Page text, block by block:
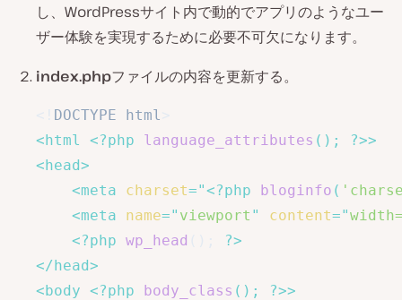
し、WordPressサイト内で動的でアプリのようなユー
ザー体験を実現するために必要不可欠になります。
index.phpファイルの内容を更新する。
DOCTYPE html
<html <?php language_attributes ( ) ; ?>>
<head>
<meta charset="<?php bloginfo (
<meta name=" viewport " content="
<?php wp_head
?>
</head>
<body <?php body_class ( ) ; ?>>